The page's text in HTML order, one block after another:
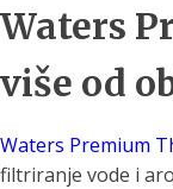
Waters
više od
Waters Premium
filtriranje vode i